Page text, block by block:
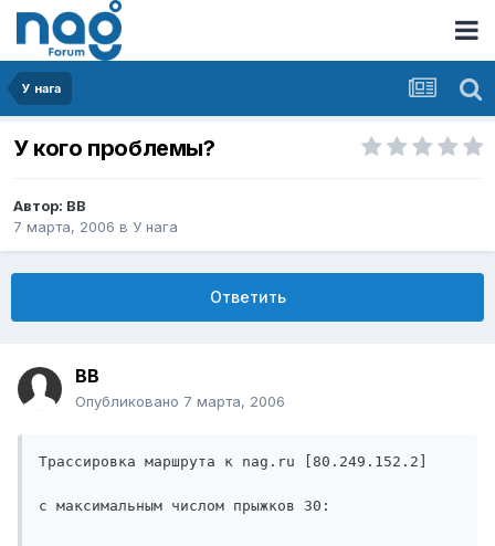
У нага
У кого проблемы?
Автор: BB
7 марта, 2006 в У нага
Ответить
BB
Опубликовано 7 марта, 2006
Трассировка маршрута к nag.ru [80.249.152.2]
с максимальным числом прыжков 30: